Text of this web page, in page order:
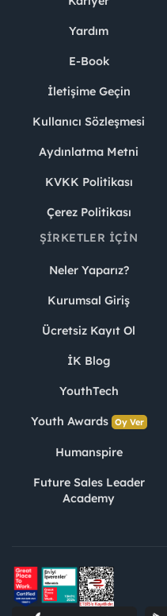
Yardım
E-Book
İletişime Geçin
Kullanıcı Sözleşmesi
Aydınlatma Metni
KVKK Politikası
Çerez Politikası
ŞIRKETLER İÇIN
Neler Yaparız?
Kurumsal Giriş
Ücretsiz Kayıt Ol
İK Blog
YouthTech
Youth Awards Oy Ver
Humanspire
Future Sales Leader
Academy